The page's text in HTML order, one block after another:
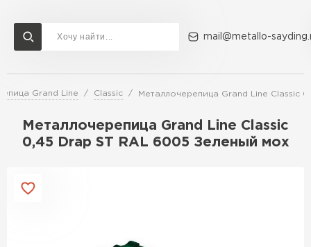
mail@metallo-
Grand Line Classic Металлочерепица Grand Line Classic
Металлочерепица Grand Line Classic
0,45 Drap ST RAL 6005 Зеленый мох
Доставка и оплата Акции О компании Контакты
Перейти в каталог